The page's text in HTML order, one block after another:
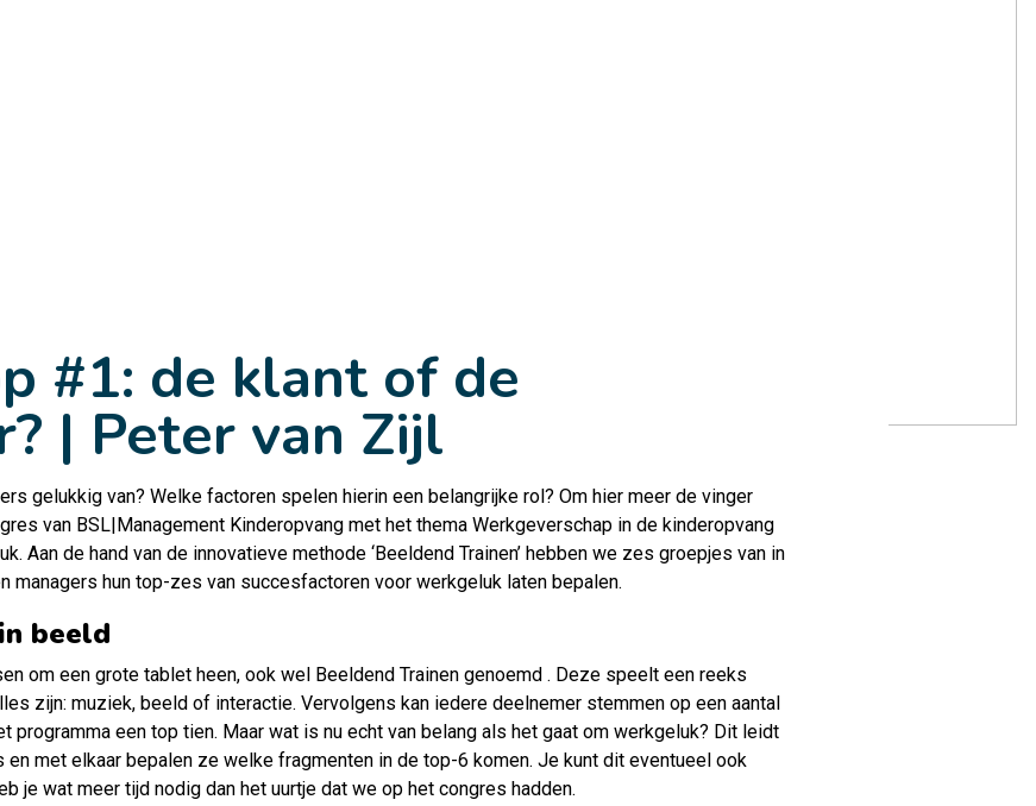
#1: de klant of de
| Peter van Zijl
gelukkig van? Welke factoren spelen hierin een belangrijke rol? Om hier meer de vinger
van BSL|Management Kinderopvang met het thema Werkgeverschap in de kinderopvang
Aan de hand van de innovatieve methode ‘Beeldend Trainen’ hebben we zes groepjes van in
managers hun top-zes van succesfactoren voor werkgeluk laten bepalen.
beeld
om een grote tablet heen, ook wel Beeldend Trainen genoemd . Deze speelt een reeks
zijn: muziek, beeld of interactie. Vervolgens kan iedere deelnemer stemmen op een aantal
programma een top tien. Maar wat is nu echt van belang als het gaat om werkgeluk? Dit leidt
met elkaar bepalen ze welke fragmenten in de top-6 komen. Je kunt dit eventueel ook
je wat meer tijd nodig dan het uurtje dat we op het congres hadden.